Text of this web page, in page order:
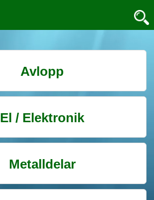
Avlopp
El / Elektronik
Metalldelar